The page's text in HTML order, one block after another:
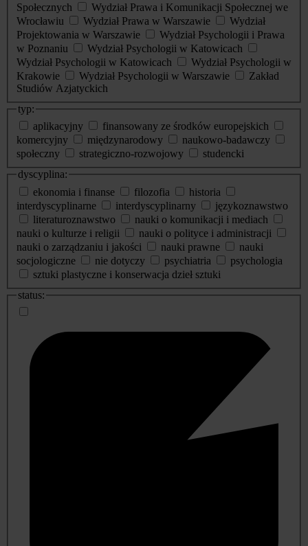
Społecznych
Wydział Prawa i Komunikacji Społecznej we
Wrocławiu
Wydział Prawa w Warszawie
Wydział
Projektowania w Warszawie
Wydział Psychologii i Prawa
w Poznaniu
Wydział Psychologii w Katowicach
Wydział Psychologii w Katowicach
Wydział Psychologii w
Krakowie
Wydział Psychologii w Warszawie
Zakład
Studiów Azjatyckich
typ:
aplikacyjny
finansowany ze środków europejskich
komercyjny
międzynarodowy
naukowo-badawczy
społeczny
strategiczno-rozwojowy
studencki
dyscyplina:
ekonomia i finanse
filozofia
historia
interdyscyplinarne
interdyscyplinarny
językoznawstwo
literaturoznawstwo
nauki o komunikacji i mediach
nauki o kulturze i religii
nauki o polityce i administracji
nauki o zarządzaniu i jakości
nauki prawne
nauki
socjologiczne
nie dotyczy psychiatria
psychologia
sztuki plastyczne i konserwacja dzieł sztuki
status: